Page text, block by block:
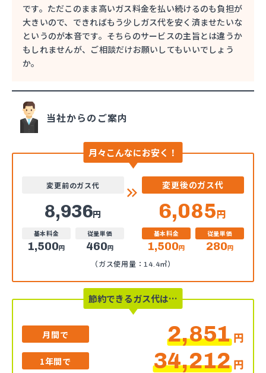
です。ただこのまま高いガス料金を払い続けるのも負担が
大きいので、できればもう少しガス代を安く済ませたいな
というのが本音です。そちらのサービスの主旨とは違うか
もしれませんが、ご相談だけお願いしてもいいでしょう
か。
当社からのご案内
月々こんなにお安く！
変更前のガス代
8,936円
変更後のガス代
6,085円
基本料金
1,500円
従量単価
460円
基本料金
1,500円
従量単価
280円
（ガス使用量：14.4㎥）
節約できるガス代は…
月間で 2,851円
1年間で 34,212円